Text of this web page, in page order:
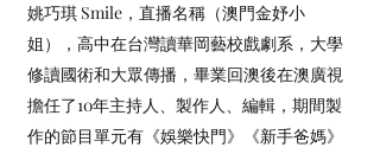
姚巧琪 Smile，直播名稱（澳門金妤小
姐），高中在台灣讀華岡藝校戲劇系，大學
修讀國術和大眾傳播，畢業回澳後在澳廣視
擔任了10年主持人、製作人、編輯，期間製
作的節目單元有《娛樂快門》《新手爸媽》